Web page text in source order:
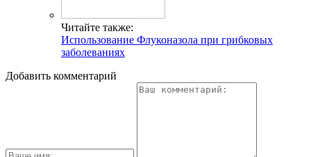
Читайте также:
Использование Флуконазола при грибковых
заболеваниях
Добавить комментарий